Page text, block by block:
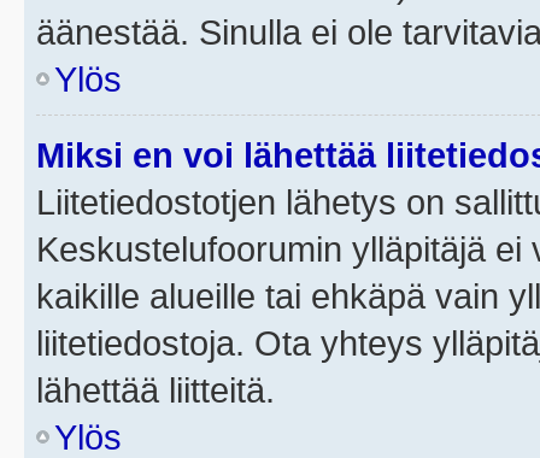
äänestää. Sinulla ei ole
Ylös
Miksi en voi lähettää
Liitetiedostotjen lähetys on
Keskustelufoorumin ylläpitäjä
kaikille alueille tai ehkäpä vain
liitetiedostoja. Ota yhteys
lähettää liitteitä.
Ylös